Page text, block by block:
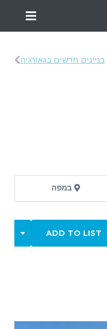
בניינים חדשים בגאורגיה
במפה
ADD TO LIST